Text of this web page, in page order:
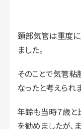
頚部気管は重度
ました。
そのことで気管粘
なったと考えられ
年齢も当時７歳と
を勧めましたが、